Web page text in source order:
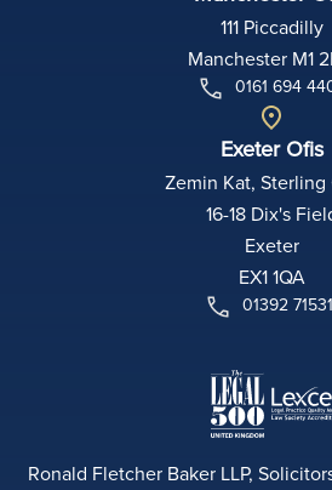
111 Piccadilly
Manchester M1
0161 694
Exeter Ofis
Zemin Kat, Sterling
16-18 Dix's
Exeter
EX1 1QA
01392
Ronald Fletcher Baker LLP,